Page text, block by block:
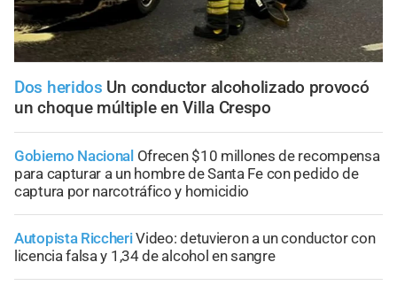
Dos heridos Un conductor alcoholizado provocó
un choque múltiple en Villa Crespo
Gobierno Nacional Ofrecen $10 millones de recompensa
para capturar a un hombre de Santa Fe con pedido de
captura por narcotráfico y homicidio
Autopista RiccheriVideo: detuvieron a un conductor con
licencia falsa y 1,34 de alcohol en sangre